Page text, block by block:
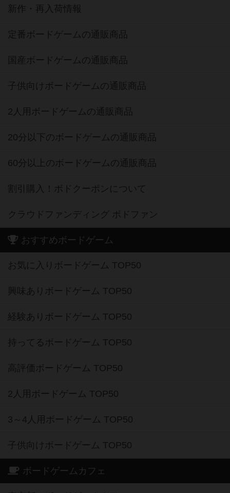
新作・再入荷情報
定番ボードゲームの通販商品
国産ボードゲームの通販商品
子供向けボードゲームの通販商品
2人用ボードゲームの通販商品
20分以下のボードゲームの通販商品
60分以上のボードゲームの通販商品
割引購入！ボドクーポンについて
クラウドファンディング ボドファン
おすすめボードゲーム
お気に入りボードゲーム TOP50
興味ありボードゲーム TOP50
経験ありボードゲーム TOP50
持ってるボードゲーム TOP50
高評価ボードゲーム TOP50
2人用ボードゲーム TOP50
3～4人用ボードゲーム TOP50
子供向けボードゲーム TOP50
ボードゲームカフェ